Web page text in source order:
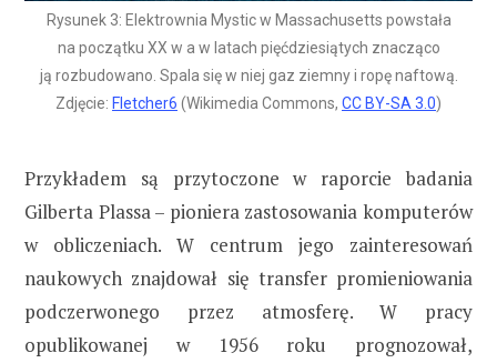
Rysunek 3: Elektrownia Mystic w Massachusetts powstała
na początku XX w a w latach pięćdziesiątych znacząco
ją rozbudowano. Spala się w niej gaz ziemny i ropę naftową.
Zdjęcie: Fletcher6 (Wikimedia Commons, CC BY-SA 3.0)
Przykładem są przytoczone w raporcie badania
Gilberta Plassa – pioniera zastosowania komputerów
w obliczeniach. W centrum jego zainteresowań
naukowych znajdował się transfer promieniowania
podczerwonego przez atmosferę. W pracy
opublikowanej w 1956 roku prognozował,